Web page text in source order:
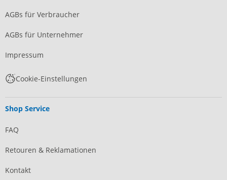
AGBs für Verbraucher
AGBs für Unternehmer
Impressum
Cookie-Einstellungen
Shop Service
FAQ
Retouren & Reklamationen
Kontakt